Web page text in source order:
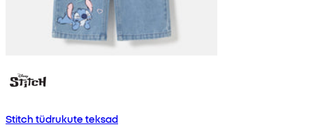
Stitch tüdrukute teksad